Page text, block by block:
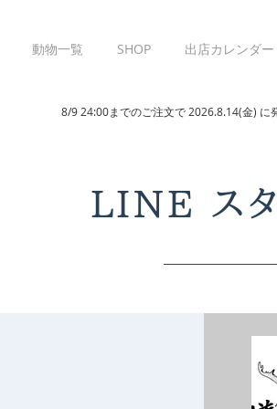
動物一覧 SHOP 出店カレンダー
8/9 24:00までのご注文で 2026.8.14(金) に
LINE ス